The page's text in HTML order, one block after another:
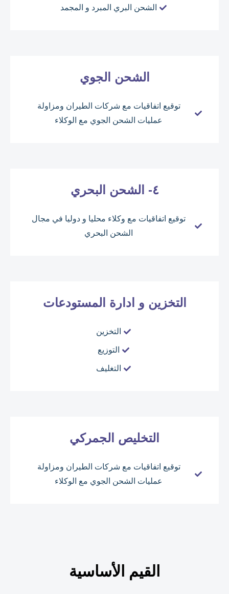
الشحن البري المبرد و المجمد
الشحن الجوي
توقيع اتفاقيات مع شركات الطيران ومزاولة
عمليات الشحن الجوي مع الوكلاء
توقيع اتفاقيات مع وكلاء محليا و دوليا في مجال
الشحن البحري
التخزين و ادارة المستودعات
التخزين
التوزيع
التغليف
التخليص الجمركي
توقيع اتفاقيات مع شركات الطيران ومزاولة
عمليات الشحن الجوي مع الوكلاء
القيم الأساسية